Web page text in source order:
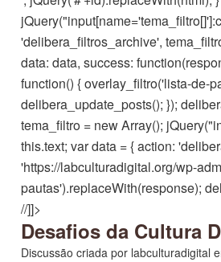
'delibera_filtros_archive',
data: data, success:
function() { overlay_filtro('lista-de-
delibera_update_posts(); });
tema_filtro = new Array();
this.text; var data = { action:
'https://labculturadigital.org/wp-
pautas').replaceWith(response);
//]]>
Desafios da Cultura
Discussão criada por labculturadigital